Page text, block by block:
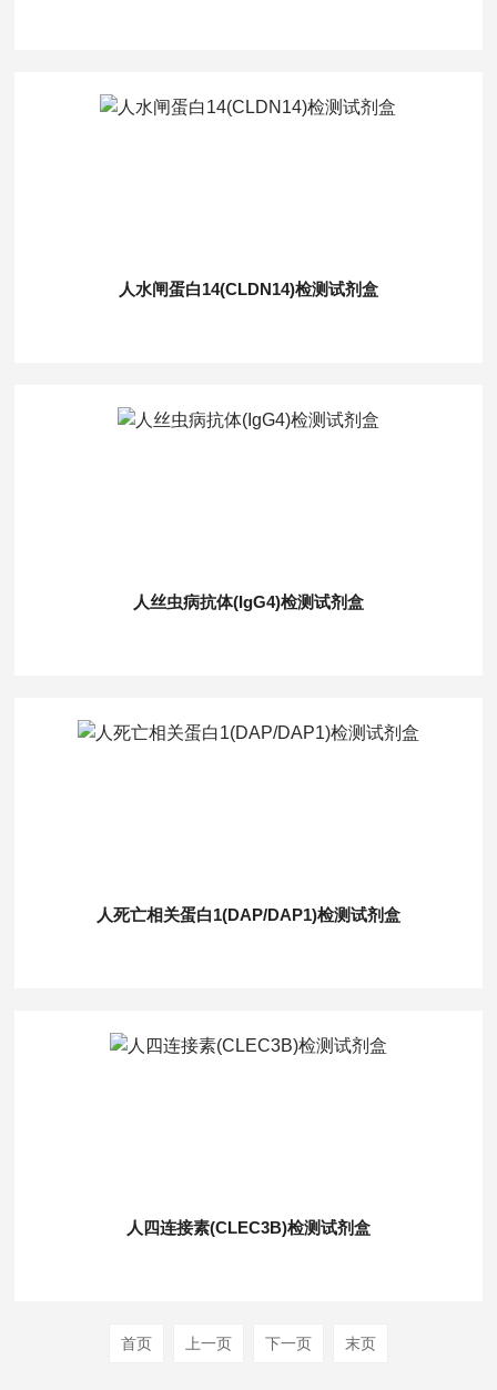
人水闸蛋白14(CLDN14)检测试剂盒
人丝虫病抗体(IgG4)检测试剂盒
人死亡相关蛋白1(DAP/DAP1)检测试剂盒
人四连接素(CLEC3B)检测试剂盒
首页 上一页 下一页 末页